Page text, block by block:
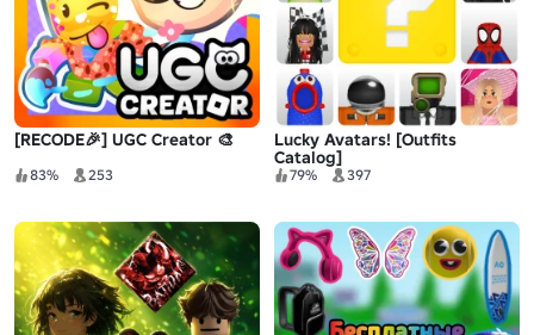
[RECODE🎉] UGC Creator 🎨
83% 253
Lucky Avatars! [Outfits
Catalog]
79% 397